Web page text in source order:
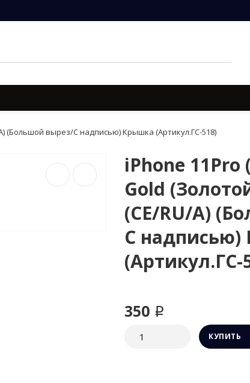
(Большой вырез/С надписью) Крышка (Артикул.ГС-518)
iPhone 11Pro
Gold
(CE/RU/A)
С
(Артикул.ГС-
350 ₽
КУПИТЬ